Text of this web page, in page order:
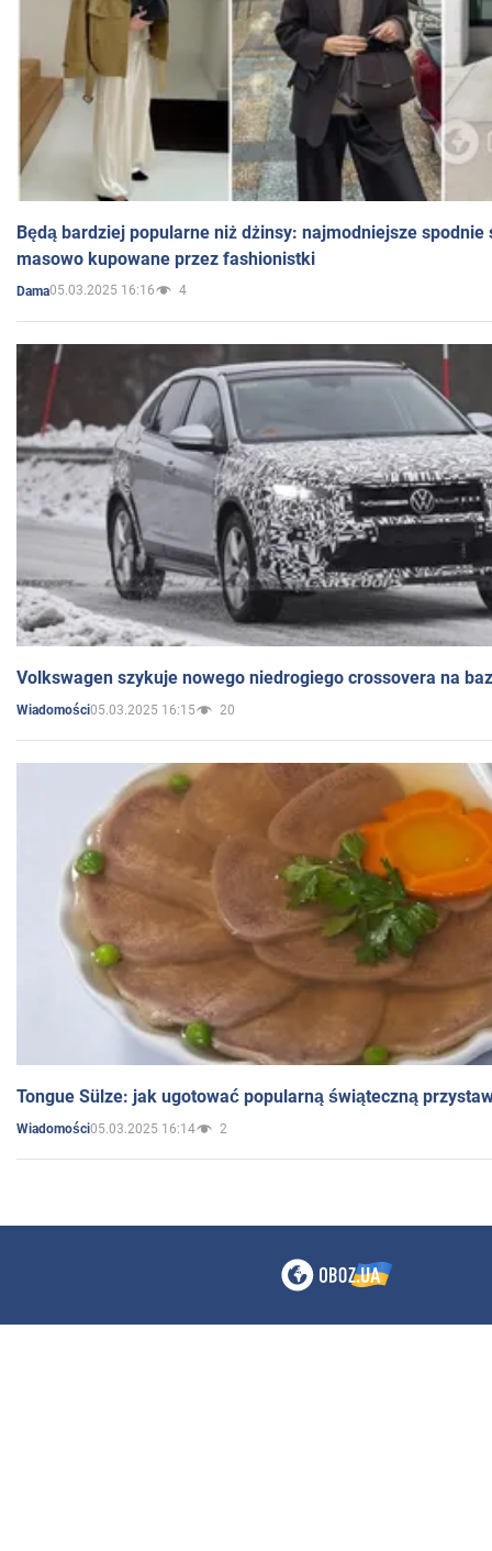
Będą bardziej popularne niż dżinsy: najmodniejsze spodnie
masowo kupowane przez fashionistki
Dama05.03.2025 16:16 4
Volkswagen szykuje nowego niedrogiego crossovera na
Wiadomości05.03.2025 16:15 20
Tongue Sülze: jak ugotować popularną świąteczną
Wiadomości05.03.2025 16:14 2